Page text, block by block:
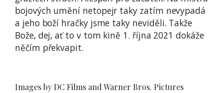
bojových umění netopejr taky zatím nevypadá
a jeho boží hračky jsme taky neviděli. Takže
Bože, dej, ať to v tom kině 1. října 2021 dokáže
něčím překvapit.
Images by DC Films and Warner Bros. Pictures